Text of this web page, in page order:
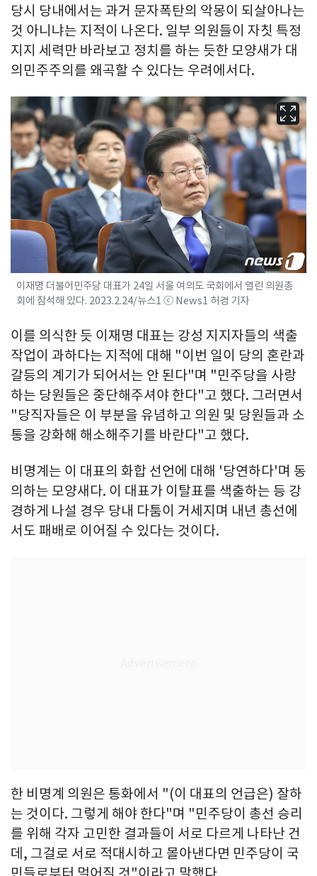
당시 당내에서는 과거 문자폭탄의 악몽이 되살아나는
것 아니냐는 지적이 나온다. 일부 의원들이 자칫 특정
지지 세력만 바라보고 정치를 하는 듯한 모양새가 대
의민주주의를 왜곡할 수 있다는 우려에서다.
이재명 더불어민주당 대표가 24일 서울 여의도 국회에서 열린 의원총
회에 참석해 있다. 2023.2.24/뉴스1 ⓒ News1 허경 기자
이를 의식한 듯 이재명 대표는 강성 지지자들의 색출
작업이 과하다는 지적에 대해 "이번 일이 당의 혼란과
갈등의 계기가 되어서는 안 된다"며 "민주당을 사랑
하는 당원들은 중단해주셔야 한다"고 했다. 그러면서
"당직자들은 이 부분을 유념하고 의원 및 당원들과 소
통을 강화해 해소해주기를 바란다"고 했다.
비명계는 이 대표의 화합 선언에 대해 '당연하다'며 동
의하는 모양새다. 이 대표가 이탈표를 색출하는 등 강
경하게 나설 경우 당내 다툼이 거세지며 내년 총선에
서도 패배로 이어질 수 있다는 것이다.
한 비명계 의원은 통화에서 "(이 대표의 언급은) 잘하
는 것이다. 그렇게 해야 한다"며 "민주당이 총선 승리
를 위해 각자 고민한 결과들이 서로 다르게 나타난 건
데, 그걸로 서로 적대시하고 몰아낸다면 민주당이 국